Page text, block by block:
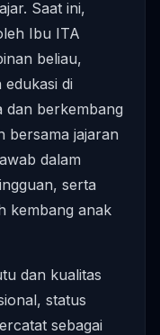
Saat ini,
Ibu ITA
beliau,
di
dan berkembang
bersama jajaran
dalam
serta
kembang anak
dan kualitas
status
sebagai